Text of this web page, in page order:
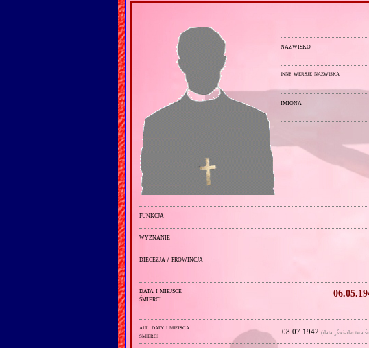
nazwisko
inne wersje nazwiska
imiona
funkcja
wyznanie
diecezja / prowincja
data i miejsce
śmierci
alt. daty i miejsca
śmierci
08.07.1942(data „świadectwa